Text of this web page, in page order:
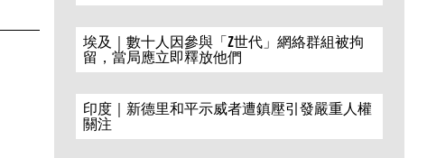
埃及｜數十人因參與「Z世代」網絡群組被拘
留，當局應立即釋放他們
印度｜新德里和平示威者遭鎮壓引發嚴重人權
關注